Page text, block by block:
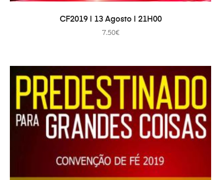
IN DEN WARENKORB
CF2019 | 13 Agosto | 21H00
7.50€